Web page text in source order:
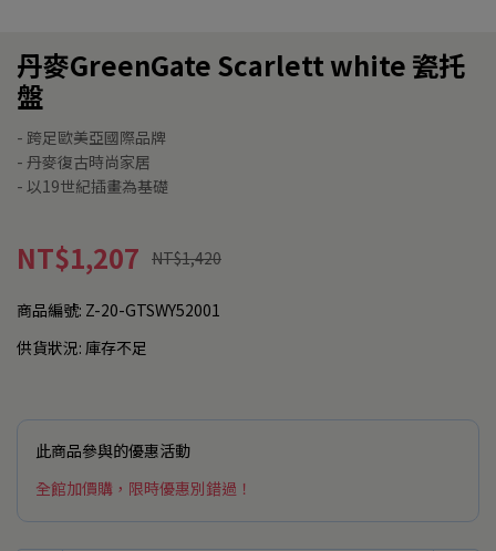
丹麥GreenGate Scarlett white 瓷托
盤
- 跨足歐美亞國際品牌
- 丹麥復古時尚家居
- 以19世紀插畫為基礎
NT$1,207 NT$1,420
商品編號: Z-20-GTSWY52001
供貨狀況: 庫存不足
此商品參與的優惠活動
全館加價購，限時優惠別錯過！